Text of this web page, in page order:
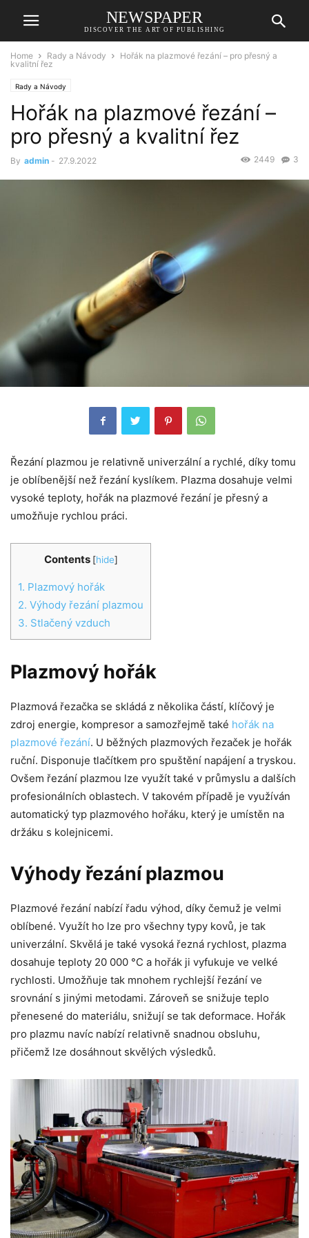
NEWSPAPER
DISCOVER THE ART OF PUBLISHING
Home Rady a Návody
Hořák na plazmové řezání – pro přesný a
kvalitní řez
Rady a Návody
Hořák na plazmové řezání –
pro přesný a kvalitní řez
By admin - 27.9.2022 3
2449
Řezání plazmou je relativně univerzální a rychlé, díky tomu
je oblíbenější než řezání kyslíkem. Plazma dosahuje velmi
vysoké teploty, hořák na plazmové řezání je přesný a
umožňuje rychlou práci.
Contents [hide]
1. Plazmový hořák
2. Výhody řezání plazmou
3. Stlačený vzduch
Plazmový hořák
Plazmová řezačka se skládá z několika částí, klíčový je
zdroj energie, kompresor a samozřejmě také hořák na
plazmové řezání. U běžných plazmových řezaček je hořák
ruční. Disponuje tlačítkem pro spuštění napájení a tryskou.
Ovšem řezání plazmou lze využít také v průmyslu a dalších
profesionálních oblastech. V takovém případě je využíván
automatický typ plazmového hořáku, který je umístěn na
držáku s kolejnicemi.
Výhody řezání plazmou
Plazmové řezání nabízí řadu výhod, díky čemuž je velmi
oblíbené. Využít ho lze pro všechny typy kovů, je tak
univerzální. Skvělá je také vysoká řezná rychlost, plazma
dosahuje teploty 20 000 °C a hořák ji vyfukuje ve velké
rychlosti. Umožňuje tak mnohem rychlejší řezání ve
srovnání s jinými metodami. Zároveň se snižuje teplo
přenesené do materiálu, snižují se tak deformace. Hořák
pro plazmu navíc nabízí relativně snadnou obsluhu,
přičemž lze dosáhnout skvělých výsledků.